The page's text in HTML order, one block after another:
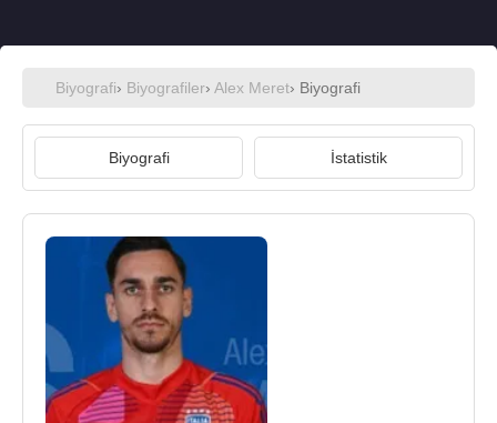
Biyografi› Biyografiler› Alex Meret› Biyografi
Biyografi İstatistik